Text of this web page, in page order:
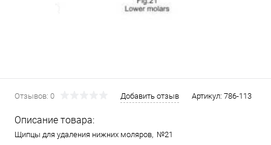
Отзывов: 0 Добавить отзыв Артикул: 786-113
Описание товара:
Щипцы для удаления нижних моляров, №21